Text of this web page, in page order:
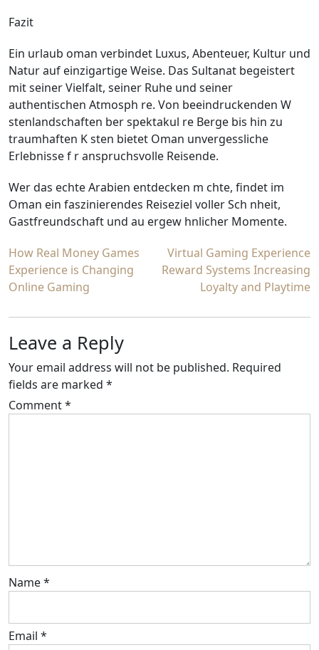
Fazit
Ein urlaub oman verbindet Luxus, Abenteuer, Kultur und
Natur auf einzigartige Weise. Das Sultanat begeistert
mit seiner Vielfalt, seiner Ruhe und seiner
authentischen Atmosph re. Von beeindruckenden W
stenlandschaften ber spektakul re Berge bis hin zu
traumhaften K sten bietet Oman unvergessliche
Erlebnisse f r anspruchsvolle Reisende.
Wer das echte Arabien entdecken m chte, findet im
Oman ein faszinierendes Reiseziel voller Sch nheit,
Gastfreundschaft und au ergew hnlicher Momente.
Post
navigation
How Real Money Games
Experience is Changing
Online Gaming
Virtual Gaming Experience
Reward Systems Increasing
Loyalty and Playtime
Leave a Reply
Your email address will not be published. Required
fields are marked *
Comment*
Name*
Email *